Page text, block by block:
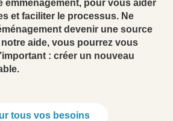
emménagement, pour vous aider
et faciliter le processus. Ne
devenir une source
aide, vous pourrez vous
: créer un nouveau
tous vos besoins